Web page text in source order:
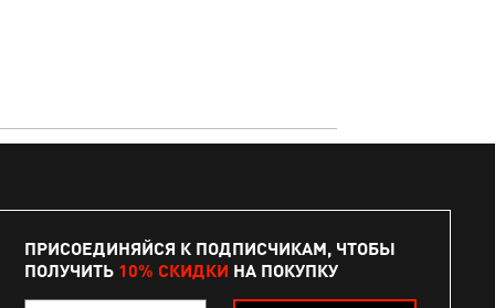
ПРИСОЕДИНЯЙСЯ К ПОДПИСЧИКАМ, ЧТОБЫ
ПОЛУЧИТЬ 10% СКИДКИ НА ПОКУПКУ